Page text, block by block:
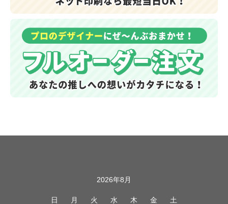
2026年8月
日 月 火 水 木 金 土